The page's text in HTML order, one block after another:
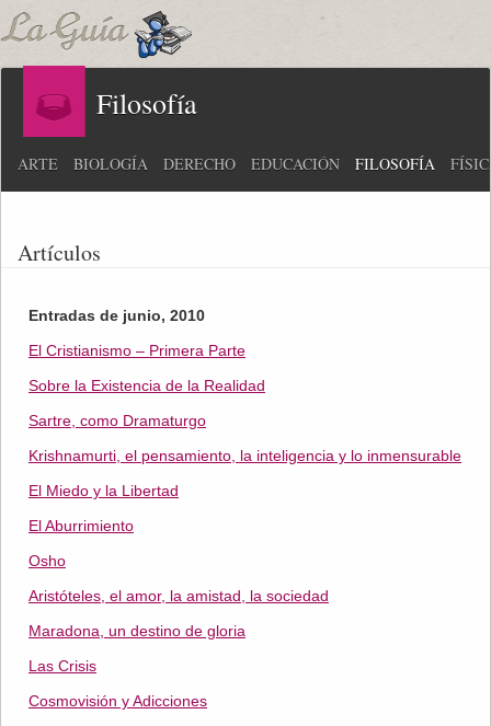
Filosofía
ARTE BIOLOGÍA DERECHO EDUCACIÓN FILOSOFÍA
Artículos
Entradas de junio, 2010
El Cristianismo – Primera Parte
Sobre la Existencia de la Realidad
Sartre, como Dramaturgo
Krishnamurti, el pensamiento, la inteligencia y lo inmensurable
El Miedo y la Libertad
El Aburrimiento
Osho
Aristóteles, el amor, la amistad, la sociedad
Maradona, un destino de gloria
Las Crisis
Cosmovisión y Adicciones